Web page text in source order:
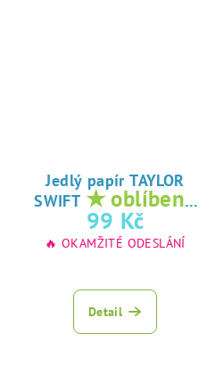
Jedlý papír TAYLOR
SWIFT ★ oblíbený
tisk na jedlý
papír
99 Kč
🔥 OKAMŽITÉ ODESLÁNÍ
Detail